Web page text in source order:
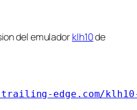
del emuladorklh10de
edge.com/